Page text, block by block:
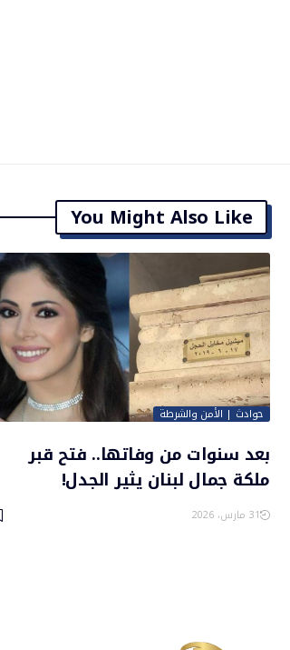
You Might Also Like
حوادث | الأمن والشرطة
بعد سنوات من وفاتها.. فتح قبر
ملكة جمال لبنان يثير الجدل!
31 مارس، 2026